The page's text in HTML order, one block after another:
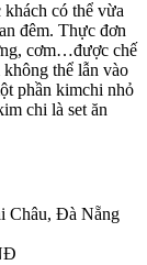
có thể vừa
đêm. Thực đơn
cơm…được chế
thể lẫn vào
phần kimchi nhỏ
chi là set ăn
Châu, Đà Nẵng